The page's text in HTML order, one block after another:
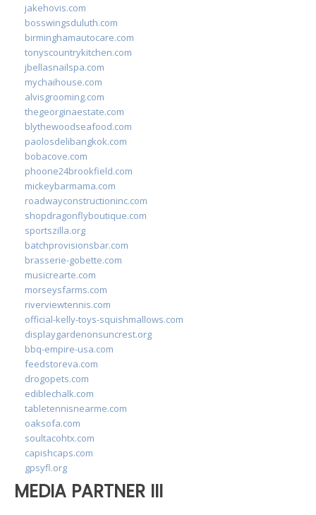
jakehovis.com
bosswingsduluth.com
birminghamautocare.com
tonyscountrykitchen.com
jbellasnailspa.com
mychaihouse.com
alvisgrooming.com
thegeorginaestate.com
blythewoodseafood.com
paolosdelibangkok.com
bobacove.com
phoone24brookfield.com
mickeybarmama.com
roadwayconstructioninc.com
shopdragonflyboutique.com
sportszilla.org
batchprovisionsbar.com
brasserie-gobette.com
musicrearte.com
morseysfarms.com
riverviewtennis.com
official-kelly-toys-squishmallows.com
displaygardenonsuncrest.org
bbq-empire-usa.com
feedstoreva.com
drogopets.com
ediblechalk.com
tabletennisnearme.com
oaksofa.com
soultacohtx.com
capishcaps.com
gpsyfl.org
MEDIA PARTNER III